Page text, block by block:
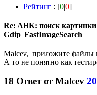
Рейтинг : [0|0]
Re: AHK: поиск
Gdip_FastImageSearch
Malcev, приложите файлы
А то не понятно как
18 Ответ отMalcev